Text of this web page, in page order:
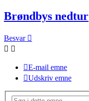
Brøndbys nedtur
Besvar
E-mail emne
Udskriv emne